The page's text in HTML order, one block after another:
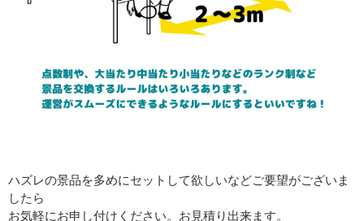
ハズレの景品を多めにセットして欲しいなどご要望がございま
したら
お気軽にお申し付けください。お見積り出来ます。